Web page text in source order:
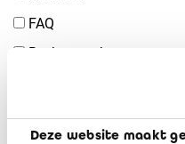
Deze website maakt
FAQ
Rechtspraak
Type